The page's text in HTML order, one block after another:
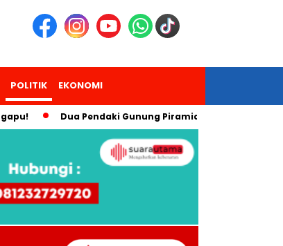
POLITIK EKONOMI
Dua Pendaki Gunung Piramid Bondowoso